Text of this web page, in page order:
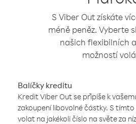
S Viber Out získáte
méně peněz. Vyberte
našich flexibilních
možností
Balíčky kreditu
Kredit Viber Out se připíše k
zakoupení libovolné částky. S
volat na jakékoli číslo na světe za